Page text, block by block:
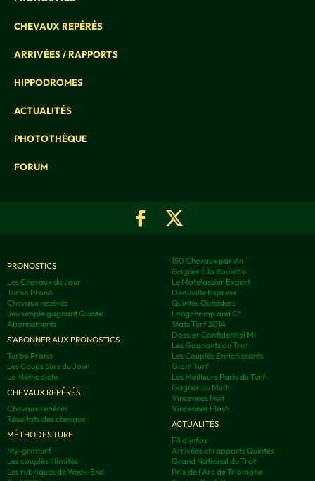
CHEVAUX REPÉRÉS
ARRIVÉES / RAPPORTS
HIPPODROMES
ACTUALITÉS
PHOTOTHÈQUE
FORUM
PRONOSTICS
Les Chevaux du Jour
Turbo Prono
Chevaux repérés
Jeu simple gagnant Quinté
Abonnements
S'ABONNER AUX PRONOSTICS
Turbo Prono
Les Coups Sûrs du Jour
Le Méthodiste
CHEVAUX REPÉRÉS
Chevaux repérés
Résultats des chevaux
MÉTHODES TURF
My-grmturf
Les couplés illimités
Les rubriques de Week-End
150 Chevaux par An
Gagner à la Roulette
Le Matelassier Expert
Deauville Express
Quintés Outsiders
Longchamp and C°
Stats Turf 2014
Dossier Confidentiel MI
Les Gagnants au Trot
Les Couplés Enrichissants
Giant Turf
Les Meilleurs Paris du Turf
Gagner au Multi
Vincennes Nuit
Vincennes Flash
ACTUALITÉS
Fil d'infos
Arrivées et rapports Quintés
Grand National du Trot
Prix de l'Arc de Triomphe